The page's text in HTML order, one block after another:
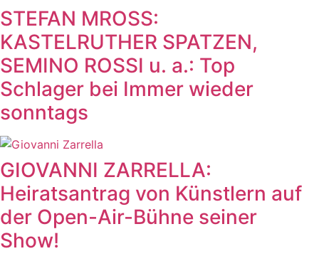
STEFAN MROSS:
KASTELRUTHER SPATZEN,
SEMINO ROSSI u. a.: Top
Schlager bei Immer wieder
sonntags
GIOVANNI ZARRELLA:
Heiratsantrag von Künstlern auf
der Open-Air-Bühne seiner
Show!